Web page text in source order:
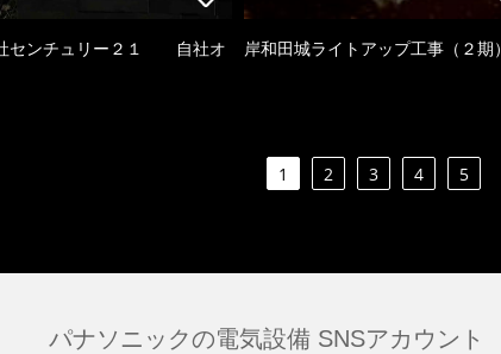
センチュリー２１ 自社オ 岸和田城ライトアップ工事（２期）
1 2 3 4 5
パナソニックの電気設備 SNSアカウント